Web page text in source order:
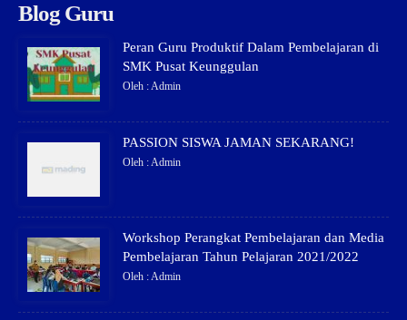
Blog Guru
Peran Guru Produktif Dalam Pembelajaran di
SMK Pusat Keunggulan
Oleh : Admin
PASSION SISWA JAMAN SEKARANG!
Oleh : Admin
Workshop Perangkat Pembelajaran dan Media
Pembelajaran Tahun Pelajaran 2021/2022
Oleh : Admin